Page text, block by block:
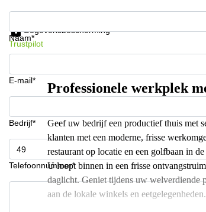
Naam*
E-mail*
Bedrijf*
Telefoonnummer*
Gegevensbescherming
Trustpilot
Professionele werkplek
Geef uw bedrijf een productief thuis met
klanten met een moderne, frisse
restaurant op locatie en een golfbaan in
U loopt binnen in een frisse
daglicht. Geniet tijdens uw welverdiende
aan de lokale winkels en eetgelegenheden.